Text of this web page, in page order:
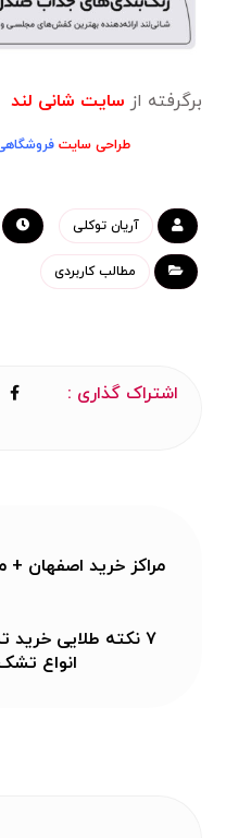
برگرفته از سایت شانی لند
طراحی سایت
آریان توکلی
مطالب کاربردی
مراکز خرید اصفهان + معرفی
۷ نکته طلایی
انواع